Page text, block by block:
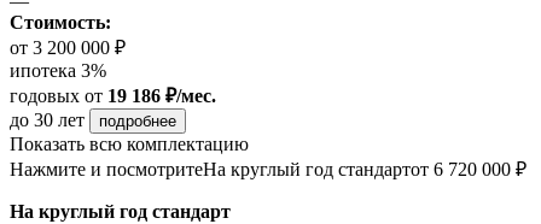
Стоимость:
от 3 200 000 ₽
ипотека 3%
годовых от 19 186 ₽/мес.
до 30 лет
подробнее
Показать всю комплектацию
Нажмите и посмотритеНа круглый год стандартот 6 720 000 ₽
На круглый год стандарт